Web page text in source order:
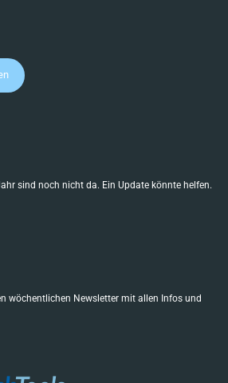
sind noch nicht da. Ein Update könnte helfen.
wöchentlichen Newsletter mit allen Infos und